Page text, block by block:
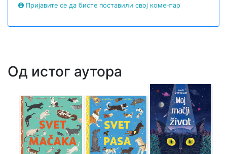
Пријавите се да бисте поставили свој коментар
Од истог аутора